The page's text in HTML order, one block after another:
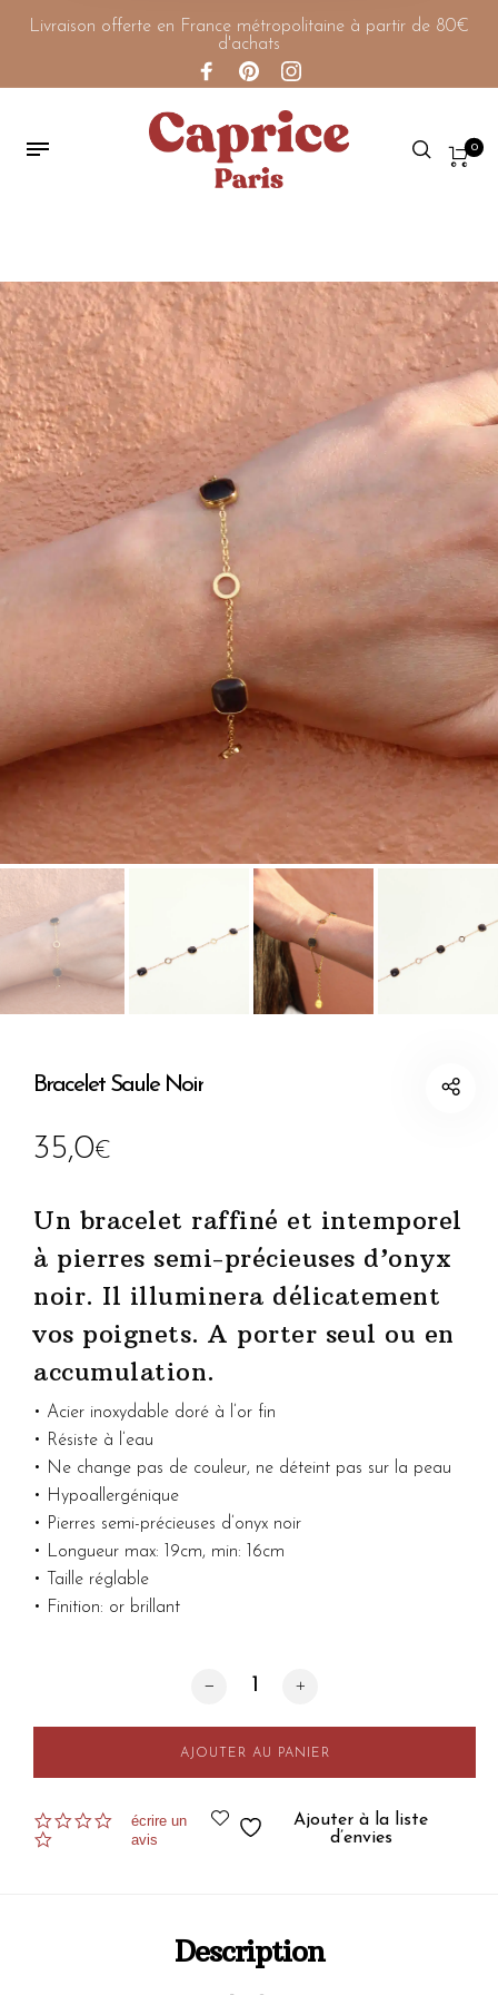
Livraison offerte en France métropolitaine à partir de 80€
d'achats
0
Bracelet Saule Noir
35,0€
Un bracelet raffiné et intemporel
à pierres semi-précieuses d’onyx
noir. Il illuminera délicatement
vos poignets. A porter seul ou en
accumulation.
• Acier inoxydable doré à l’or fin
• Résiste à l’eau
• Ne change pas de couleur, ne déteint pas sur la peau
• Hypoallergénique
• Pierres semi-précieuses d’onyx noir
• Longueur max: 19cm, min: 16cm
• Taille réglable
• Finition: or brillant
quantité de Bracelet Saule Noir
AJOUTER AU PANIER
0.0
star
écrire un
avis
Ajouter à la liste
d’envies
Description